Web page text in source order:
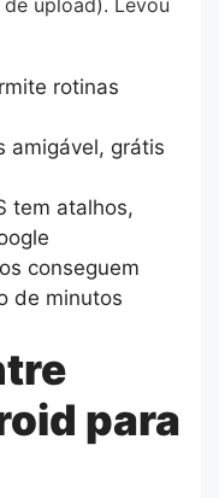
upload). Levou
rotinas
amigável, grátis
tem atalhos,
conseguem
de minutos
para